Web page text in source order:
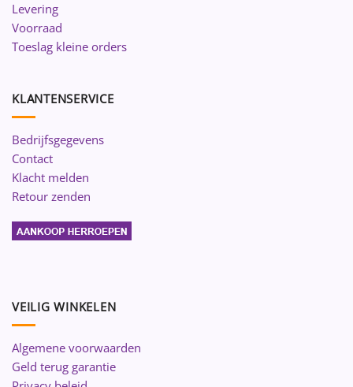
Levering
Voorraad
Toeslag kleine orders
KLANTENSERVICE
Bedrijfsgegevens
Contact
Klacht melden
Retour zenden
VEILIG WINKELEN
Algemene voorwaarden
Geld terug garantie